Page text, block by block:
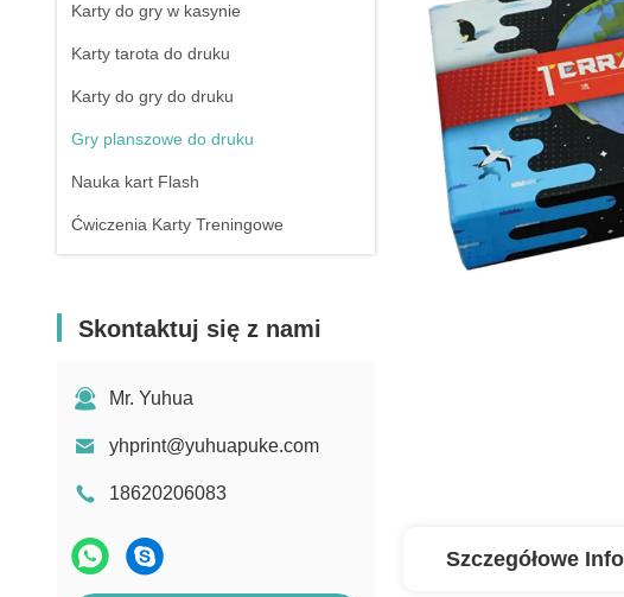
Karty do gry w kasynie
Karty tarota do druku
Karty do gry do druku
Gry planszowe do druku
Nauka kart Flash
Ćwiczenia Karty Treningowe
Skontaktuj się z nami
Mr. Yuhua
yhprint@yuhuapuke.com
18620206083
Szczegółowe